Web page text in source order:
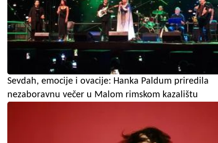
Sevdah, emocije i ovacije: Hanka Paldum priredila
nezaboravnu večer u Malom rimskom kazalištu